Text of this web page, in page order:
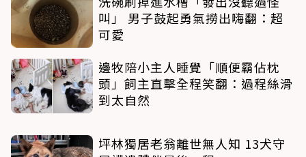
叫」 男子鼓起勇氣撈出嗨翻：超
可愛
邊牧陪小主人睡覺「順便霸佔枕
頭」飼主直擊全程笑翻：過程絲滑
到太自然
坪林獨居老翁離世無人知 13犬守